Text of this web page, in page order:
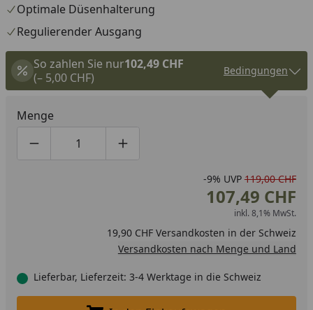
Optimale Düsenhalterung
Regulierender Ausgang
So zahlen Sie nur102,49 CHF
(– 5,00 CHF)
Bedingungen
Menge
Produktmenge um eins verringern
Produktmenge manuell eingeben
Produktmenge um eins erhöhen
-9% UVP 119,00 CHF
107,49 CHF
inkl. 8,1% MwSt.
19,90 CHF Versandkosten in der Schweiz
Versandkosten nach Menge und Land
Lieferbar, Lieferzeit: 3-4 Werktage in die Schweiz